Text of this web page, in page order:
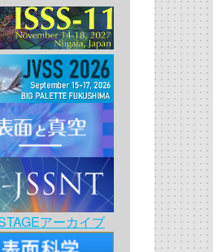
アーカイブ